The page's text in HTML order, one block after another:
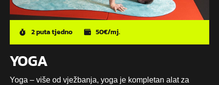
2 puta tjedno 50€/mj.
YOGA
Yoga – više od vježbanja, yoga je kompletan alat za